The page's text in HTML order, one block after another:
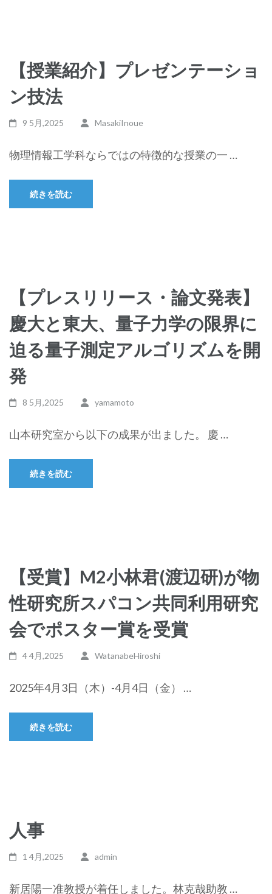
【授業紹介】プレゼンテーショ
ン技法
9 5月,2025 MasakiInoue
物理情報工学科ならではの特徴的な授業の一 …
続きを読む
【プレスリリース・論文発表】
慶大と東大、量子力学の限界に
迫る量子測定アルゴリズムを開
発
8 5月,2025 yamamoto
山本研究室から以下の成果が出ました。 慶 …
続きを読む
【受賞】M2小林君(渡辺研)が物
性研究所スパコン共同利用研究
会でポスター賞を受賞
4 4月,2025 WatanabeHiroshi
2025年4月3日（木）-4月4日（金） …
続きを読む
人事
1 4月,2025 admin
新居陽一准教授が着任しました。林克哉助教 …